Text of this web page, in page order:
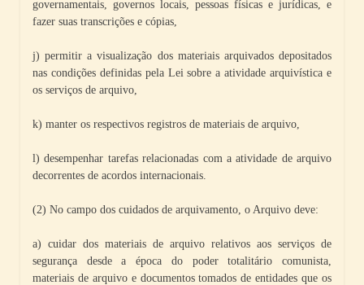
governamentais, governos locais, pessoas físicas e jurídicas, e
fazer suas transcrições e cópias,
j) permitir a visualização dos materiais arquivados depositados
nas condições definidas pela Lei sobre a atividade arquivística e
os serviços de arquivo,
k) manter os respectivos registros de materiais de arquivo,
l) desempenhar tarefas relacionadas com a atividade de arquivo
decorrentes de acordos internacionais.
(2) No campo dos cuidados de arquivamento, o Arquivo deve:
a) cuidar dos materiais de arquivo relativos aos serviços de
segurança desde a época do poder totalitário comunista,
materiais de arquivo e documentos tomados de entidades que os